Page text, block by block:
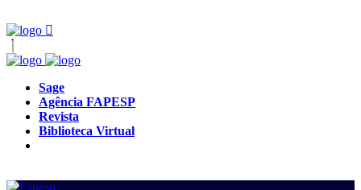
Sage
Agência FAPESP
Revista
Biblioteca Virtual